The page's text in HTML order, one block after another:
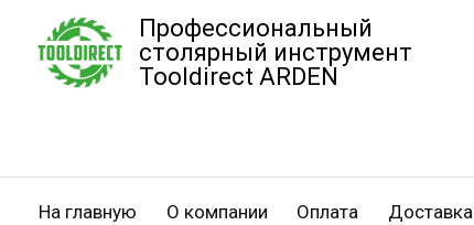
Профессиональный
столярный инструмент
Tooldirect ARDEN
На главную О компании Оплата Доставка